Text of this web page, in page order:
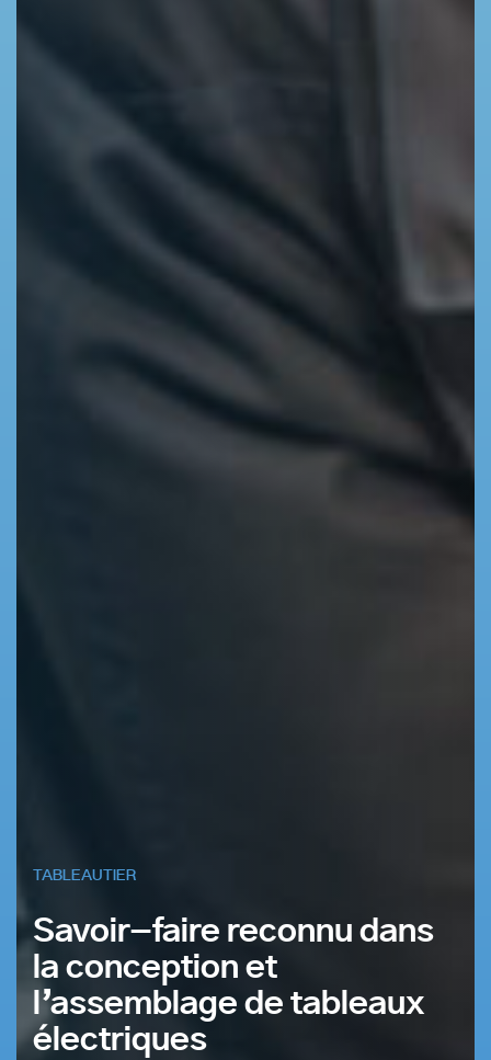
TABLEAUTIER
Savoir-faire reconnu dans
la conception et
l’assemblage de tableaux
électriques